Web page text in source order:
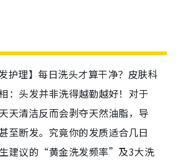
护理】每日洗头才算干净？皮肤科
：头发并非洗得越勤越好！对于
天清洁反而会剥夺天然油脂，导
断发。究竟你的发质适合几日
建议的“黄金洗发频率”及3大洗